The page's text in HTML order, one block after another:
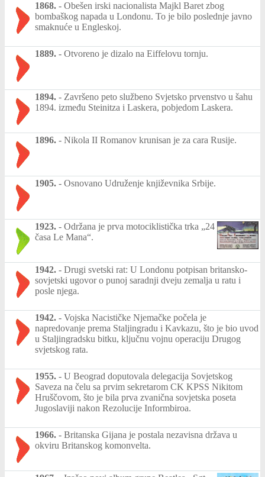
1868. - Obešen irski nacionalista Majkl Baret zbog
bombaškog napada u Londonu. To je bilo poslednje javno
smaknuće u Engleskoj.
1889. - Otvoreno je dizalo na Eiffelovu tornju.
1894. - Završeno peto službeno Svjetsko prvenstvo u šahu
1894. između Steinitza i Laskera, pobjedom Laskera.
1896. - Nikola II Romanov krunisan je za cara Rusije.
1905. - Osnovano Udruženje književnika Srbije.
1923. - Održana je prva motociklistička trka „24
časa Le Mana“.
1942. - Drugi svetski rat: U Londonu potpisan britansko-
sovjetski ugovor o punoj saradnji dveju zemalja u ratu i
posle njega.
1942. - Vojska Nacističke Njemačke počela je
napredovanje prema Staljingradu i Kavkazu, što je bio uvod
u Staljingradsku bitku, ključnu vojnu operaciju Drugog
svjetskog rata.
1955. - U Beograd doputovala delegacija Sovjetskog
Saveza na čelu sa prvim sekretarom CK KPSS Nikitom
Hruščovom, što je bila prva zvanična sovjetska poseta
Jugoslaviji nakon Rezolucije Informbiroa.
1966. - Britanska Gijana je postala nezavisna država u
okviru Britanskog komonvelta.